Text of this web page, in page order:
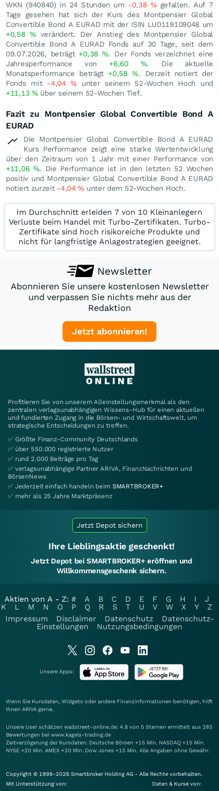
WKN (940840) in 24 Stunden um -0,38 %gefallen. Auf 7
Tage gesehen hat sich der Kurs des Montpensier Global
Convertible Bond A EURAD mit der ISIN LU0119109048 um
+0,58 %verändert. Der Anstieg des Montpensier Global
Convertible Bond A EURAD Fonds auf 30 Tage, seit dem
09.07.2026, beträgt +0,38 %. Der Fonds verzeichnet eine
Jahresperformance von +6,60 %. Die aktuelle
Monatsperformance beträgt +0,58 %. Derzeit notiert der
Fonds mit -4,04% unter seinem 52-Wochen Hoch und
+11,13 %über seinem 52-Wochen Tief.
Fazit zu Montpensier Global Convertible Bond A
EURAD
Die Montpensier Global Convertible Bond A EURAD
Kurs Performance zeigt eine starke Wertentwicklung
über den Zeitraum von 1 Jahr mit einer Performance von
+11,06 %. Die Performance ist in den letzten 52 Wochen
positiv und Montpensier Global Convertible Bond A EURAD
notiert zurzeit -4,04% unter dem 52-Wochen Hoch.
Im Durchschnitt erleiden 7 von 10 Kleinanlegern
Verluste beim Handel mit Turbo-Zertifikaten. Turbo-
Zertifikate sind hoch risikoreiche Produkte und
nicht für langfristige Anlagestrategien geeignet.
Newsletter
Abonnieren Sie unsere kostenlosen Newsletter
und verpassen Sie nichts mehr aus der
Redaktion
Jetzt abonnieren!
Profitieren Sie von unserem Alleinstellungsmerkmal als den
zentralen verlagsunabhängigen Wissens-Hub für einen aktuellen
und fundierten Zugang in die Börsen- und Wirtschaftswelt, um
strategische Entscheidungen zu treffen.
✅ Größte Finanz-Community Deutschlands
✅ über 550.000 registrierte Nutzer
✅ rund 2.000 Beiträge pro Tag
✅ verlagsunabhängige Partner ARIVA, FinanzNachrichten und
BörsenNews
✅ Jederzeit einfach handeln beim SMARTBROKER+
✅ mehr als 25 Jahre Marktpräsenz
Jetzt Depot sichern
Ihre Lieblingsaktie geschenkt!
Jetzt Depot bei SMARTBROKER+ eröffnen und
Willkommensgeschenk sichern.
Aktien von A - Z: # A B C D E F G H I
J
K
L M N O P Q R S T U V W X Y
Z
Impressum
Disclaimer Datenschutz
Datenschutz-
Einstellungen
Nutzungsbedingungen
Unsere Apps:
Wenn Sie Kursdaten, Widgets oder andere Finanzinformationen benötigen, hilft
Ihnen ARIVA gerne.
Unsere User schätzen wallstreet-online.de: 4.8 von 5 Sternen ermittelt aus 285
Bewertungen bei www.kagels-trading.de
Zeitverzögerung der Kursdaten: Deutsche Börsen +15 Min. NASDAQ +15 Min.
NYSE +20 Min. AMEX +20 Min. Dow Jones +15 Min. Alle Angaben ohne Gewähr.
Copyright © 1998-2026 Smartbroker Holding AG - Alle Rechte vorbehalten.
Mit Unterstützung von:
Daten & Kurse von: